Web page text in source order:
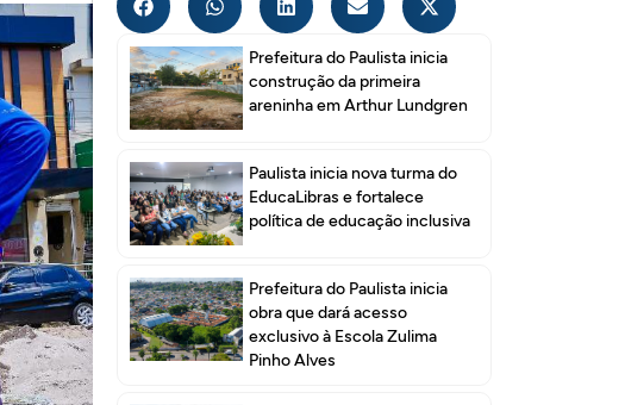
Prefeitura do Paulista inicia
construção da primeira
areninha em Arthur Lundgren
Paulista inicia nova turma do
EducaLibras e fortalece
política de educação inclusiva
Prefeitura do Paulista inicia
obra que dará acesso
exclusivo à Escola Zulima
Pinho Alves